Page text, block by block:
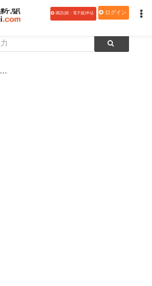
購読(紙・電子版)申込 ログイン
旅先体験予約サイト「Klook(クルック)」 、日本市場